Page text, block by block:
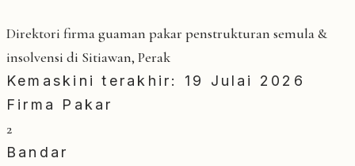
Direktori firma guaman pakar penstrukturan semula &
insolvensi di Sitiawan, Perak
Kemaskini terakhir: 19 Julai 2026
Firma Pakar
2
Bandar